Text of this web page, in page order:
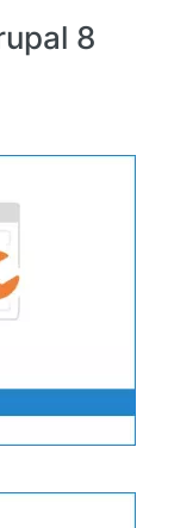
8
de sitios en Drupal